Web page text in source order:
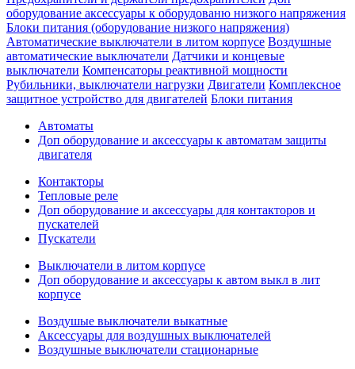
оборудование аксессуары к оборудованю низкого напряжения
Блоки питания (оборудование низкого напряжения)
Автоматические выключатели в литом корпусе Воздушные
автоматические выключатели Датчики и концевые
выключатели Компенсаторы реактивной мощности
Рубильники, выключатели нагрузки Двигатели Комплексное
защитное устройство для двигателей Блоки питания
Автоматы
Доп оборудование и аксессуары к автоматам защиты
двигателя
Контакторы
Тепловые реле
Доп оборудование и аксессуары для контакторов и
пускателей
Пускатели
Выключатели в литом корпусе
Доп оборудование и аксессуары к автом выкл в лит
корпусе
Воздушые выключатели выкатные
Аксессуары для воздушных выключателей
Воздушные выключатели стационарные